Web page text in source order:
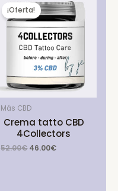
¡Oferta!
Más CBD
Crema tatto CBD
4Collectors
52.00€ Original
46.00€Current